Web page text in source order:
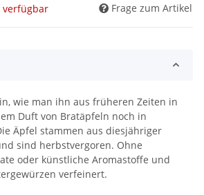
verfügbar Frage zum Artikel
wie man ihn aus früheren Zeiten in
Duft von Bratäpfeln noch in
Äpfel stammen aus diesjähriger
sind herbstvergoren. Ohne
oder künstliche Aromastoffe und
verfeinert.